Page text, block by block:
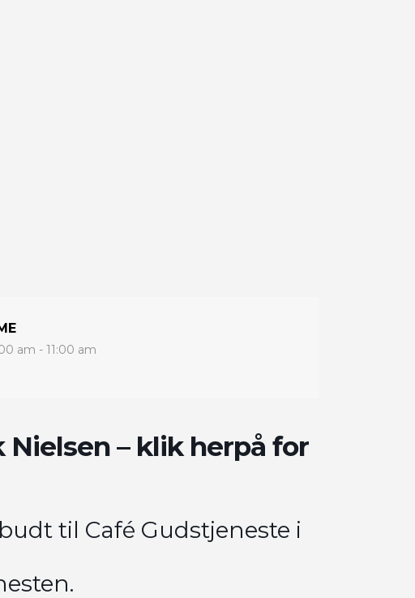
am - 11:00 am
– klik herpå for
til Café Gudstjeneste i